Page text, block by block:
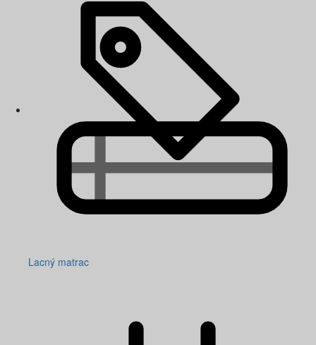
Lacný matrac